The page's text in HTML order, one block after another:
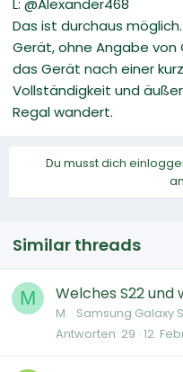
Das ist durchaus
Gerät, ohne Angabe von
das Gerät nach einer
Vollständigkeit und
Regal wandert.
Du musst dich
Similar threads
M Welches S22 und
M. Samsung Galaxy
Antworten 29 12.